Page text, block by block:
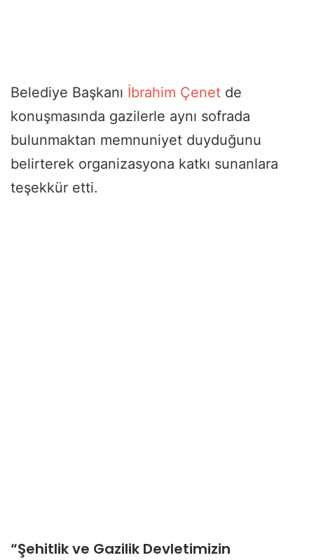
Belediye Başkanı İbrahim Çenet de
konuşmasında gazilerle aynı sofrada
bulunmaktan memnuniyet duyduğunu
belirterek organizasyona katkı sunanlara
teşekkür etti.
“Şehitlik ve Gazilik Devletimizin